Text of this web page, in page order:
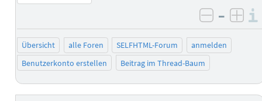
negativ
–
Übersicht alle Foren SELFHTML-Forum
anmelden
Benutzerkonto erstellen
Beitrag im Thread-Baum